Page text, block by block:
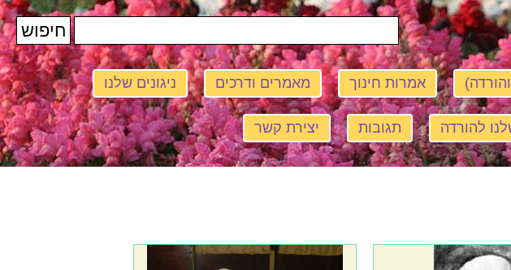
אמרות חינוך מאמרים ודרכים ניגונים שלנו
להורדה תגובות יצירת קשר